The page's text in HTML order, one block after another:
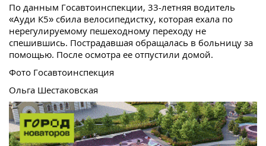
По данным Госавтоинспекции, 33-летняя водитель
«Ауди К5» сбила велосипедистку, которая ехала по
нерегулируемому пешеходному переходу не
спешившись. Пострадавшая обращалась в больницу за
помощью. После осмотра ее отпустили домой.
Фото Госавтоинспекция
Ольга Шестаковская